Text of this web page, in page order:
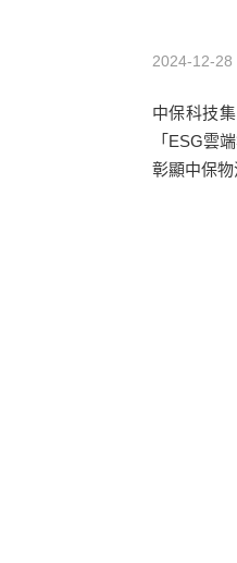
2024-12-28
中保科技
「ESG雲
彰顯中保物